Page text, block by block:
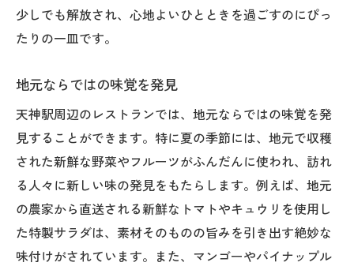
少しでも解放され、心地よいひとときを過ごすのにぴっ
たりの一皿です。
地元ならではの味覚を発見
天神駅周辺のレストランでは、地元ならではの味覚を発
見することができます。特に夏の季節には、地元で収穫
された新鮮な野菜やフルーツがふんだんに使われ、訪れ
る人々に新しい味の発見をもたらします。例えば、地元
の農家から直送される新鮮なトマトやキュウリを使用し
た特製サラダは、素材そのものの旨みを引き出す絶妙な
味付けがされています。また、マンゴーやパイナップル